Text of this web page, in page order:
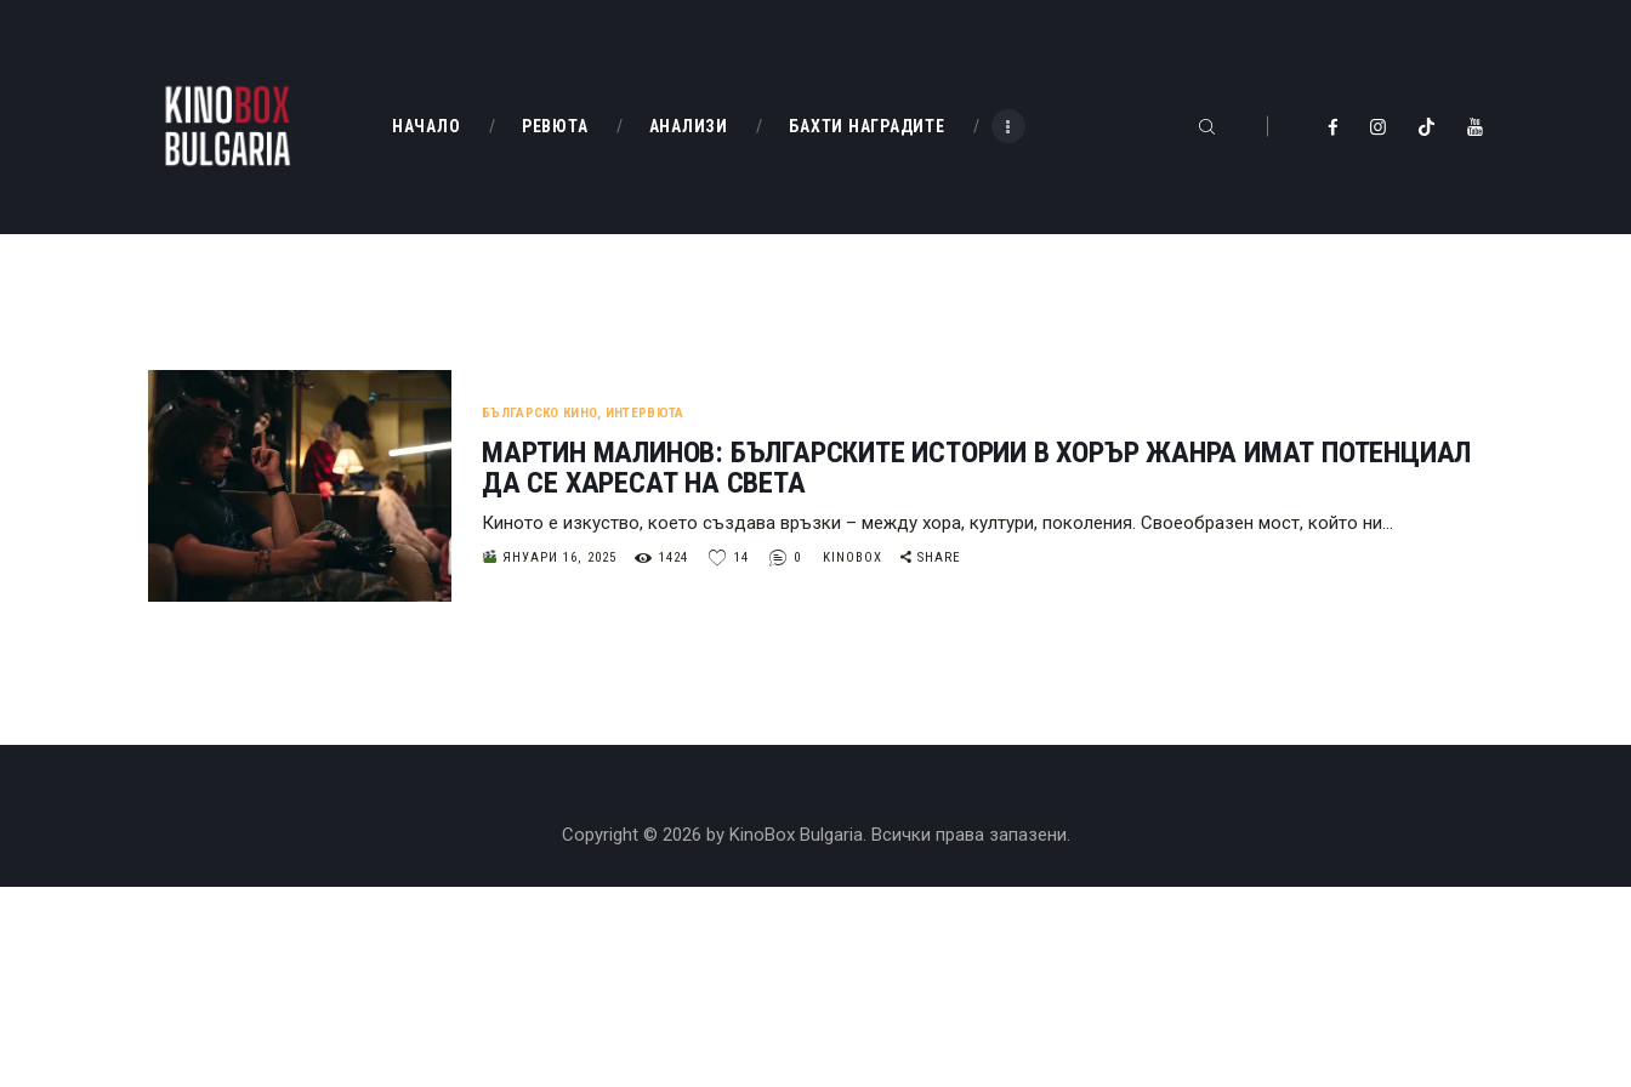
НАЧАЛО РЕВЮТА АНАЛИЗИ БАХТИ НАГРАДИТЕ
РЕВЮТА
БАХТИ НАГРАДИТЕ
БЪЛГАРСКО КИНО, ИНТЕРВЮТА
МАРТИН МАЛИНОВ: БЪЛГАРСКИТЕ ИСТОРИИ В ХОРЪР ЖАНРА ИМАТ ПОТЕНЦИАЛ
ДА СЕ ХАРЕСАТ НА СВЕТА
Киното е изкуство, което създава връзки – между хора, култури, поколения. Своеобразен мост, който ни…
ЯНУАРИ 16, 2025 1424 14 0 KINOBOX SHARE
Copyright © 2026 by KinoBox Bulgaria. Всички права запазени.